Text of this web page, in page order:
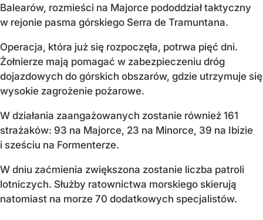
Balearów, rozmieści na Majorce pododdział taktyczny
w rejonie pasma górskiego Serra de Tramuntana.
Operacja, która już się rozpoczęła, potrwa pięć dni.
Żołnierze mają pomagać w zabezpieczeniu dróg
dojazdowych do górskich obszarów, gdzie utrzymuje się
wysokie zagrożenie pożarowe.
W działania zaangażowanych zostanie również 161
strażaków: 93 na Majorce, 23 na Minorce, 39 na Ibizie
i sześciu na Formenterze.
W dniu zaćmienia zwiększona zostanie liczba patroli
lotniczych. Służby ratownictwa morskiego skierują
natomiast na morze 70 dodatkowych specjalistów.